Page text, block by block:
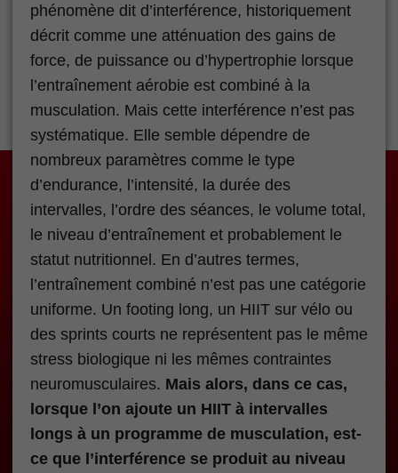
phénomène dit d’interférence, historiquement
décrit comme une atténuation des gains de
force, de puissance ou d’hypertrophie lorsque
l’entraînement aérobie est combiné à la
musculation. Mais cette interférence n’est pas
systématique. Elle semble dépendre de
nombreux paramètres comme le type
d’endurance, l’intensité, la durée des
intervalles, l’ordre des séances, le volume total,
le niveau d’entraînement et probablement le
statut nutritionnel. En d’autres termes,
l’entraînement combiné n’est pas une catégorie
uniforme. Un footing long, un HIIT sur vélo ou
des sprints courts ne représentent pas le même
stress biologique ni les mêmes contraintes
neuromusculaires. Mais alors, dans ce cas,
lorsque l’on ajoute un HIIT à intervalles
longs à un programme de musculation, est-
ce que l’interférence se produit au niveau